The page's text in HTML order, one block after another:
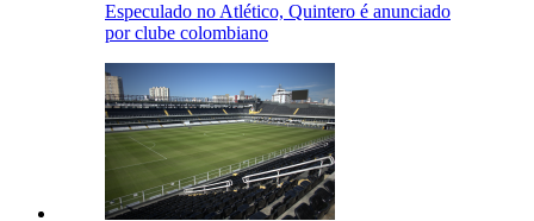
Especulado no Atlético, Quintero é anunciado
por clube colombiano